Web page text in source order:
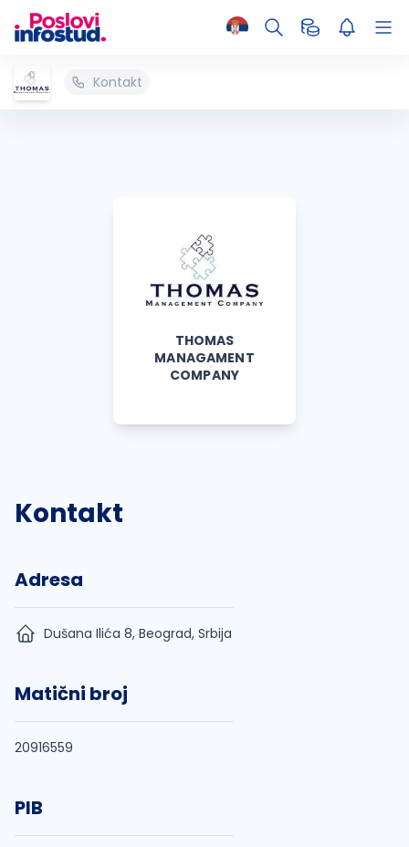
Kontakt
THOMAS
MANAGAMENT
COMPANY
Kontakt
Adresa
Dušana Ilića 8, Beograd, Srbija
Matični broj
20916559
PIB